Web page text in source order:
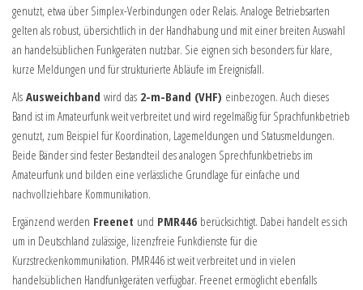
genutzt, etwa über Simplex-Verbindungen oder Relais. Analoge Betriebsarten
gelten als robust, übersichtlich in der Handhabung und mit einer breiten Auswahl
an handelsüblichen Funkgeräten nutzbar. Sie eignen sich besonders für klare,
kurze Meldungen und für strukturierte Abläufe im Ereignisfall.
Als Ausweichband wird das 2-m-Band (VHF) einbezogen. Auch dieses
Band ist im Amateurfunk weit verbreitet und wird regelmäßig für Sprachfunkbetrieb
genutzt, zum Beispiel für Koordination, Lagemeldungen und Statusmeldungen.
Beide Bänder sind fester Bestandteil des analogen Sprechfunkbetriebs im
Amateurfunk und bilden eine verlässliche Grundlage für einfache und
nachvollziehbare Kommunikation.
Ergänzend werden Freenet und PMR446 berücksichtigt. Dabei handelt es sich
um in Deutschland zulässige, lizenzfreie Funkdienste für die
Kurzstreckenkommunikation. PMR446 ist weit verbreitet und in vielen
handelsüblichen Handfunkgeräten verfügbar. Freenet ermöglicht ebenfalls